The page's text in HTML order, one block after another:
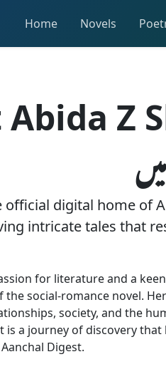
Home Novels
Z
digital home of
intricate tales that
for literature and a
the social-romance novel.
society, and the
is a journey of discovery
Digest.